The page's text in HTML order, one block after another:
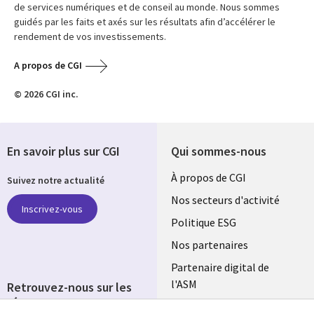
de services numériques et de conseil au monde. Nous sommes
guidés par les faits et axés sur les résultats afin d’accélérer le
rendement de vos investissements.
A propos de CGI
© 2026 CGI inc.
Qui sommes-nous
Useful
links
FRANCE
À propos de CGI
Nos secteurs d'activité
Politique ESG
Nos partenaires
Partenaire digital de
l'ASM
En savoir plus sur CGI
Suivez notre actualité
Inscrivez-vous
Retrouvez-nous sur les
réseaux